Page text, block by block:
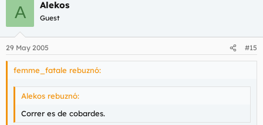
A Alekos
Guest
29 May 2005 #15
femme_fatale rebuznó:
Alekos rebuznó:
Correr es de cobardes.